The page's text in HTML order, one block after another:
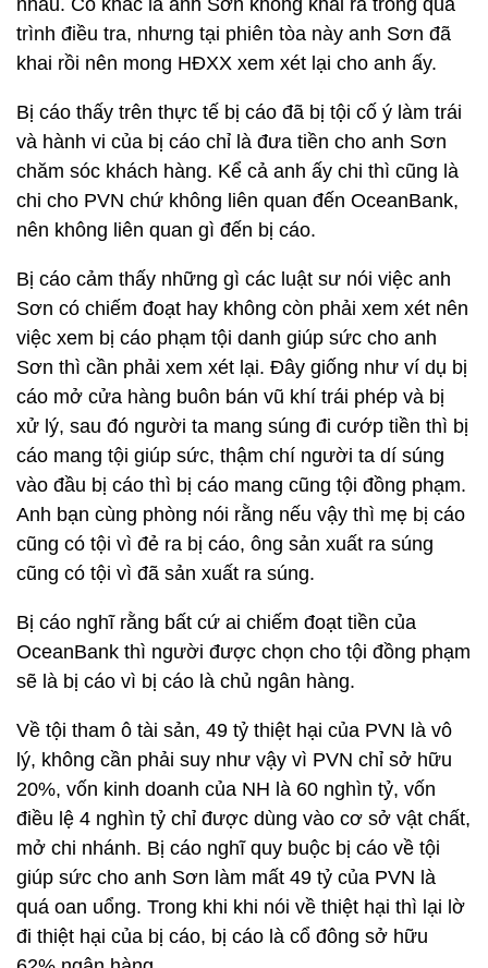
nhau. Có khác là anh Sơn không khai ra trong quá
trình điều tra, nhưng tại phiên tòa này anh Sơn đã
khai rồi nên mong HĐXX xem xét lại cho anh ấy.
Bị cáo thấy trên thực tế bị cáo đã bị tội cố ý làm trái
và hành vi của bị cáo chỉ là đưa tiền cho anh Sơn
chăm sóc khách hàng. Kể cả anh ấy chi thì cũng là
chi cho PVN chứ không liên quan đến OceanBank,
nên không liên quan gì đến bị cáo.
Bị cáo cảm thấy những gì các luật sư nói việc anh
Sơn có chiếm đoạt hay không còn phải xem xét nên
việc xem bị cáo phạm tội danh giúp sức cho anh
Sơn thì cần phải xem xét lại. Đây giống như ví dụ bị
cáo mở cửa hàng buôn bán vũ khí trái phép và bị
xử lý, sau đó người ta mang súng đi cướp tiền thì bị
cáo mang tội giúp sức, thậm chí người ta dí súng
vào đầu bị cáo thì bị cáo mang cũng tội đồng phạm.
Anh bạn cùng phòng nói rằng nếu vậy thì mẹ bị cáo
cũng có tội vì đẻ ra bị cáo, ông sản xuất ra súng
cũng có tội vì đã sản xuất ra súng.
Bị cáo nghĩ rằng bất cứ ai chiếm đoạt tiền của
OceanBank thì người được chọn cho tội đồng phạm
sẽ là bị cáo vì bị cáo là chủ ngân hàng.
Về tội tham ô tài sản, 49 tỷ thiệt hại của PVN là vô
lý, không cần phải suy như vậy vì PVN chỉ sở hữu
20%, vốn kinh doanh của NH là 60 nghìn tỷ, vốn
điều lệ 4 nghìn tỷ chỉ được dùng vào cơ sở vật chất,
mở chi nhánh. Bị cáo nghĩ quy buộc bị cáo về tội
giúp sức cho anh Sơn làm mất 49 tỷ của PVN là
quá oan uổng. Trong khi khi nói về thiệt hại thì lại lờ
đi thiệt hại của bị cáo, bị cáo là cổ đông sở hữu